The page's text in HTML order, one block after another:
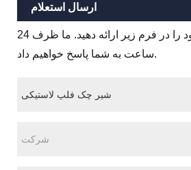
ارسال استعلام
لطفاً درخواست خود را در فرم زیر ارائه دهید. ما ظرف 24
ساعت به شما پاسخ خواهیم داد.